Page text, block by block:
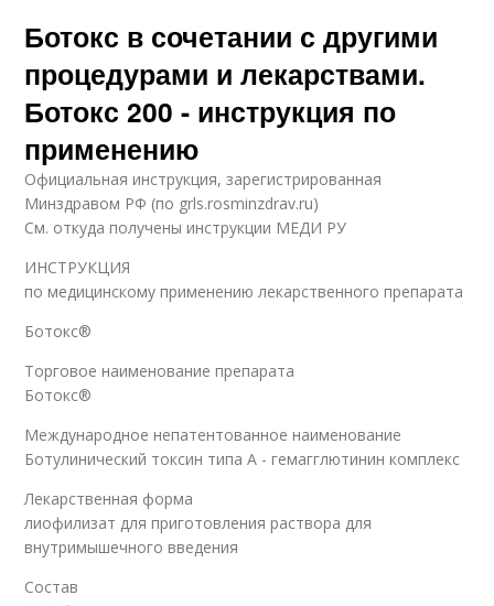
Ботокс в сочетании с другими
процедурами и лекарствами.
Ботокс 200 - инструкция по
применению
Официальная инструкция, зарегистрированная
Минздравом РФ (по grls.rosminzdrav.ru)
См. откуда получены инструкции МЕДИ РУ
ИНСТРУКЦИЯ
по медицинскому применению лекарственного препарата
Ботокс®
Торговое наименование препарата
Ботокс®
Международное непатентованное наименование
Ботулинический токсин типа A - гемагглютинин комплекс
Лекарственная форма
лиофилизат для приготовления раствора для
внутримышечного введения
Состав